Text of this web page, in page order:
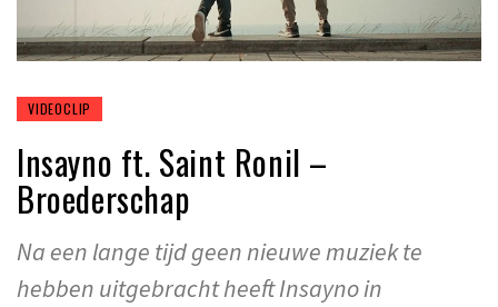
VIDEOCLIP
Insayno ft. Saint Ronil –
Broederschap
Na een lange tijd geen nieuwe muziek te
hebben uitgebracht heeft Insayno in